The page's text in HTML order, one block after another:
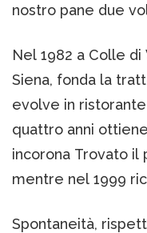
nostro pane due
Nel 1982 a Colle di
Siena, fonda la
evolve in
quattro anni
incorona Trovato il
mentre nel 1999
Spontaneità,